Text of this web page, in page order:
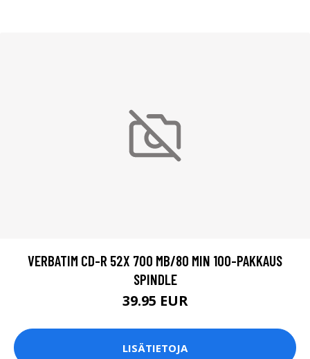
VERBATIM CD-R 52X 700 MB/80 MIN 100-PAKKAUS
SPINDLE
39.95 EUR
LISÄTIETOJA